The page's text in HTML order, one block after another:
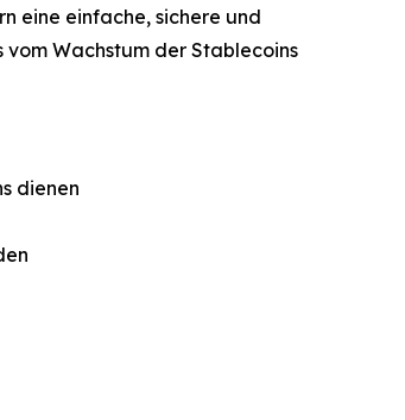
eine einfache, sichere und
Wachstum der Stablecoins
dienen